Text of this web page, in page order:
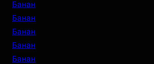
Банан
Банан
Банан
Банан
Банан